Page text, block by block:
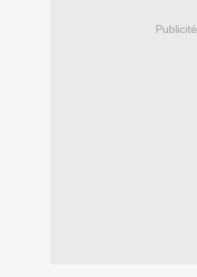
Publicité